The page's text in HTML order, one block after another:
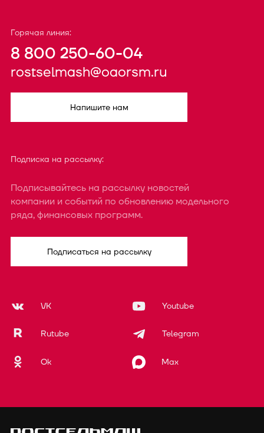
Горячая линия:
8 800 250-60-04
rostselmash@oaorsm.ru
Напишите нам
Подписка на рассылку:
Подписывайтесь на рассылку новостей
компании и событий по обновлению модельного
ряда, финансовых программ.
Подписаться на рассылку
VK Youtube
Rutube Telegram
Ok Max